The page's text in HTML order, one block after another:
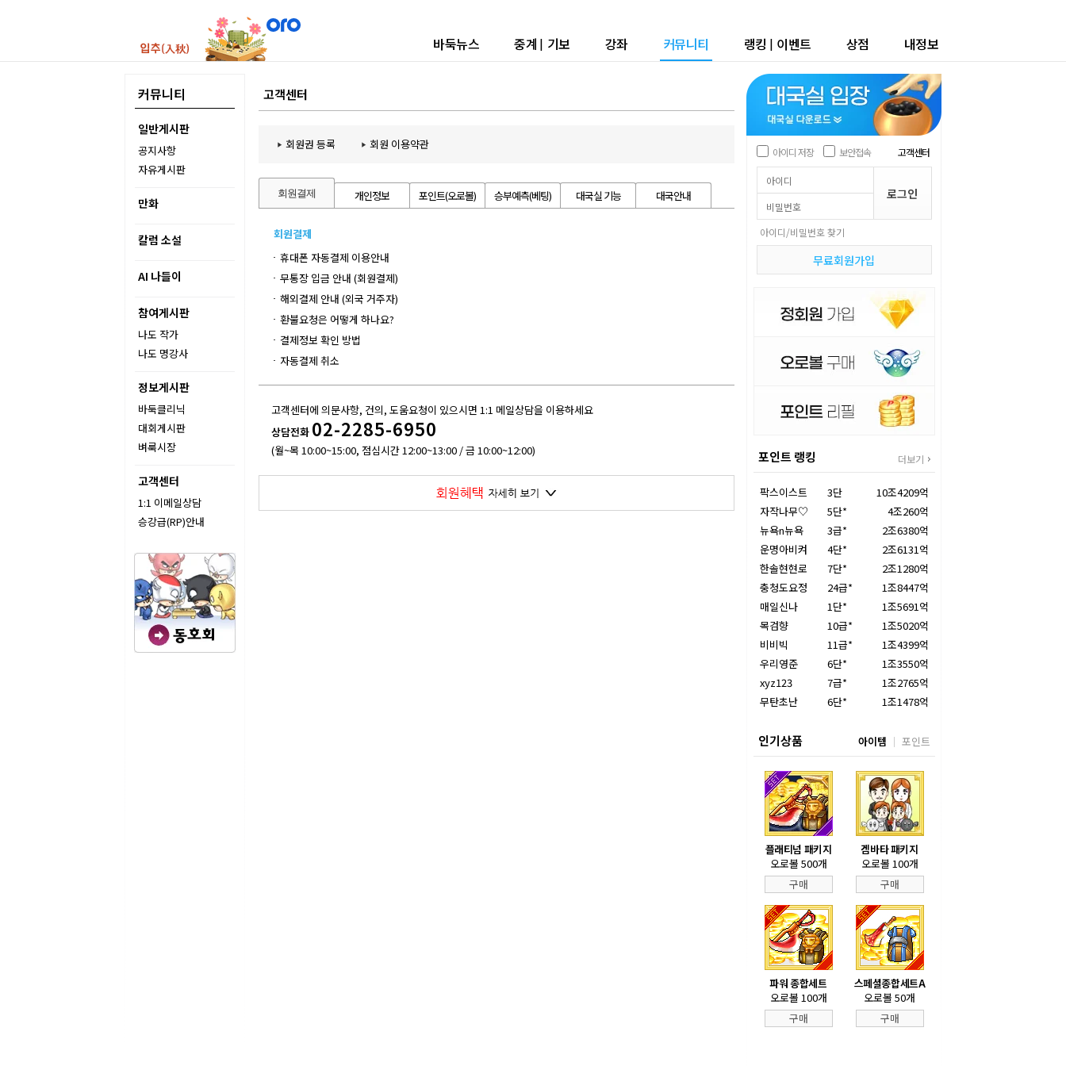
바둑뉴스 중계 | 기보 강좌 커뮤니티 랭킹 | 이벤트 상점 내정보
커뮤니티
일반게시판
공지사항
자유게시판
만화
칼럼 소설
AI 나들이
참여게시판
나도 작가
나도 명강사
정보게시판
바둑클리닉
대회게시판
벼룩시장
고객센터
1:1 이메일상담
승강급(RP)안내
고객센터
회원권 등록 회원 이용약관
회원결제 개인정보 포인트(오로볼) 승부예측(베팅) 대국실 기능 대국안내
회원결제
휴대폰 자동결제 이용안내
무통장 입금 안내 (회원결제)
해외결제 안내 (외국 거주자)
환불요청은 어떻게 하나요?
결제정보 확인 방법
자동결제 취소
고객센터에 의문사항, 건의, 도움요청이 있으시면 1:1 메일상담을 이용하세요
상담전화 02-2285-6950
(월~목 10:00~15:00, 점심시간 12:00~13:00 / 금 10:00~12:00)
아이디 저장 보안접속 고객센터
아이디/비밀번호 찾기
무료회원가입
포인트 랭킹 더보기
팍스이스트 3단
10조4209억
자작나무♡
5단*
4조260억
뉴욕n뉴욕
3급*
2조6380억
운명아비켜
4단*
2조6131억
한솔현현로
7단*
2조1280억
충청도요정
24급*
1조8447억
매일신나
1단*
1조5691억
목검향
10급*
1조5020억
비비빅
11급*
1조4399억
우리영준
6단*
1조3550억
xyz123
7급*
1조2765억
무탄초난
6단* 1조1478억
인기상품 아이템 포인트
플래티넘 패키지
오로볼 500개
구매
겜바타 패키지
오로볼 100개
구매
파워 종합세트
오로볼 100개
구매
스페셜종합세트A
오로볼 50개
구매